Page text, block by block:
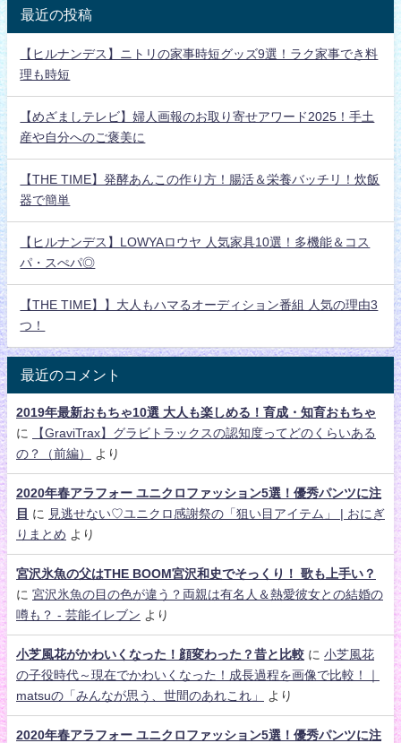
最近の投稿
【ヒルナンデス】ニトリの家事時短グッズ9選！ラク家事でき料
理も時短
【めざましテレビ】婦人画報のお取り寄せアワード2025！手土
産や自分へのご褒美に
【THE TIME】発酵あんこの作り方！腸活＆栄養バッチリ！炊飯
器で簡単
【ヒルナンデス】LOWYAロウヤ 人気家具10選！多機能＆コス
パ・スぺパ◎
【THE TIME】】大人もハマるオーディション番組 人気の理由3
つ！
最近のコメント
2019年最新おもちゃ10選 大人も楽しめる！育成・知育おもちゃ
に
【GraviTrax】グラビトラックスの認知度ってどのくらいある
の？（前編）
より
2020年春アラフォー ユニクロファッション5選！優秀パンツに注
目 に
見逃せない♡ユニクロ感謝祭の「狙い目アイテム」 | おにぎ
りまとめ より
宮沢氷魚の父はTHE BOOM宮沢和史でそっくり！ 歌も上手い？
に 宮沢氷魚の目の色が違う？両親は有名人＆熱愛彼女との結婚の
噂も？ - 芸能イレブン より
小芝風花がかわいくなった！顔変わった？昔と比較 に 小芝風花
の子役時代～現在でかわいくなった！成長過程を画像で比較！｜
matsuの「みんなが思う、世間のあれこれ」
より
2020年春アラフォー ユニクロファッション5選！優秀パンツに注